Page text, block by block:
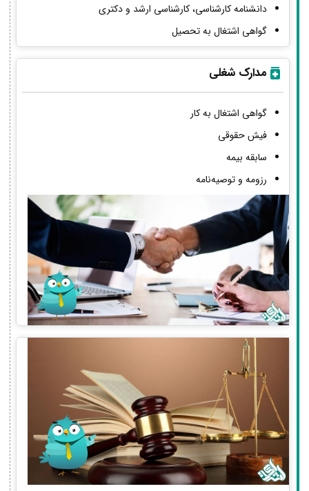
دانشنامه کارشناسی، کارشناسی ارشد و دکتری
گواهی اشتغال به تحصیل
مدارک شغلی
گواهی اشتغال به کار
فیش حقوقی
سابقه بیمه
رزومه و توصیه‌نامه